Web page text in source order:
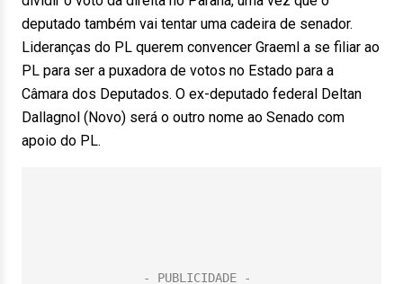
deputado também vai tentar uma cadeira de senador.
Lideranças do PL querem convencer Graeml a se filiar ao
PL para ser a puxadora de votos no Estado para a
Câmara dos Deputados. O ex-deputado federal Deltan
Dallagnol (Novo) será o outro nome ao Senado com
apoio do PL.